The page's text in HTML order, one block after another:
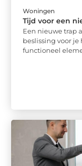
Woningen
Tijd voor een
Een nieuwe trap
beslissing voor je
functioneel